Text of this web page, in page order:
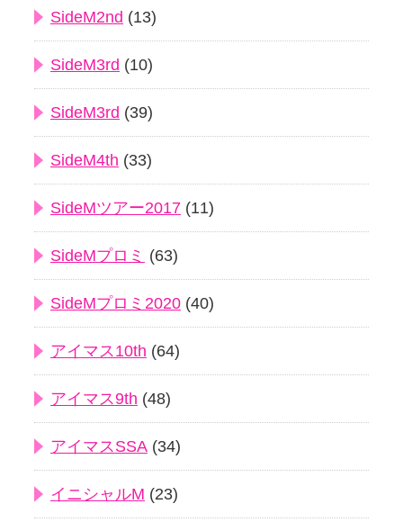
SideM2nd (13)
SideM3rd (10)
SideM3rd (39)
SideM4th (33)
SideMツアー2017 (11)
SideMプロミ (63)
SideMプロミ2020 (40)
アイマス10th (64)
アイマス9th (48)
アイマスSSA (34)
イニシャルM (23)